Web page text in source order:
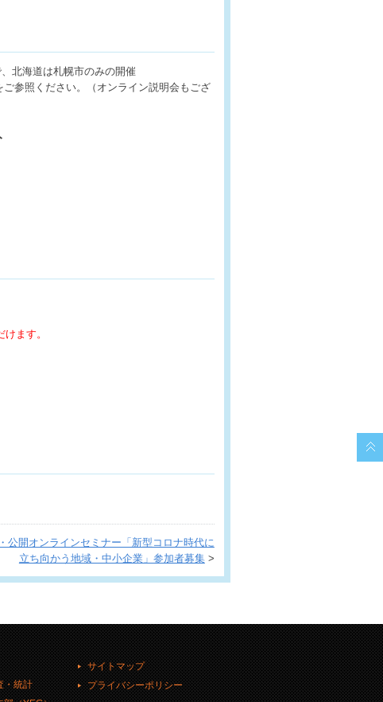
北海道は札幌市のみの開催
参照ください。（オンライン説明会もござ
ます。
公開オンラインセミナー「新型コロナ時代に
立ち向かう地域・中小企業」参加者募集>
・統計
サイトマップ
プライバシーポリシー